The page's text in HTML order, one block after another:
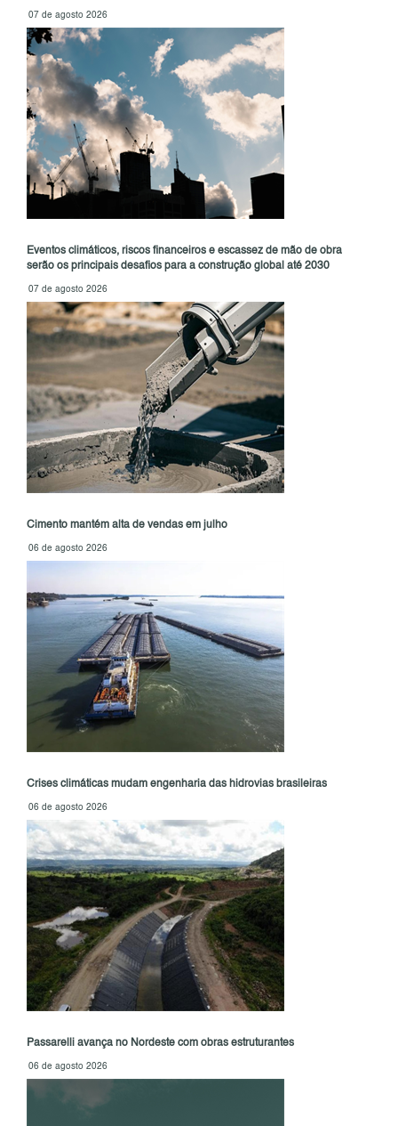
07 de agosto 2026
Eventos climáticos, riscos financeiros e escassez de mão de obra
serão os principais desafios para a construção global até 2030
07 de agosto 2026
Cimento mantém alta de vendas em julho
06 de agosto 2026
Crises climáticas mudam engenharia das hidrovias brasileiras
06 de agosto 2026
Passarelli avança no Nordeste com obras estruturantes
06 de agosto 2026